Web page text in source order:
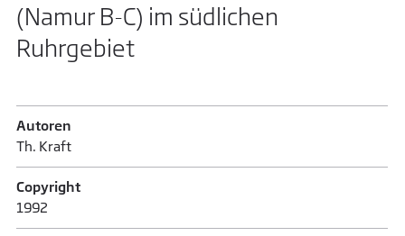
(Namur B-C) im südlichen
Ruhrgebiet
Autoren
Th. Kraft
Copyright
1992